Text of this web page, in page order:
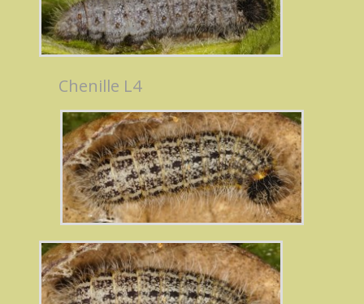
Chenille L4